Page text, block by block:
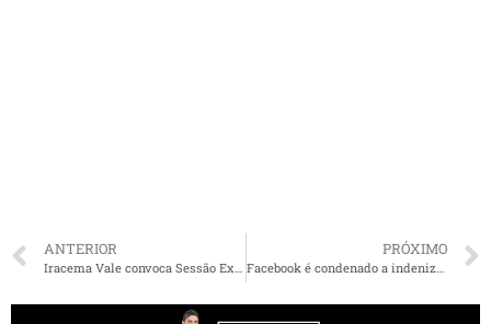
ANTERIOR PRÓXIMO
Facebook é condenado a indenizar mulher de São Luís que teve conta invadida